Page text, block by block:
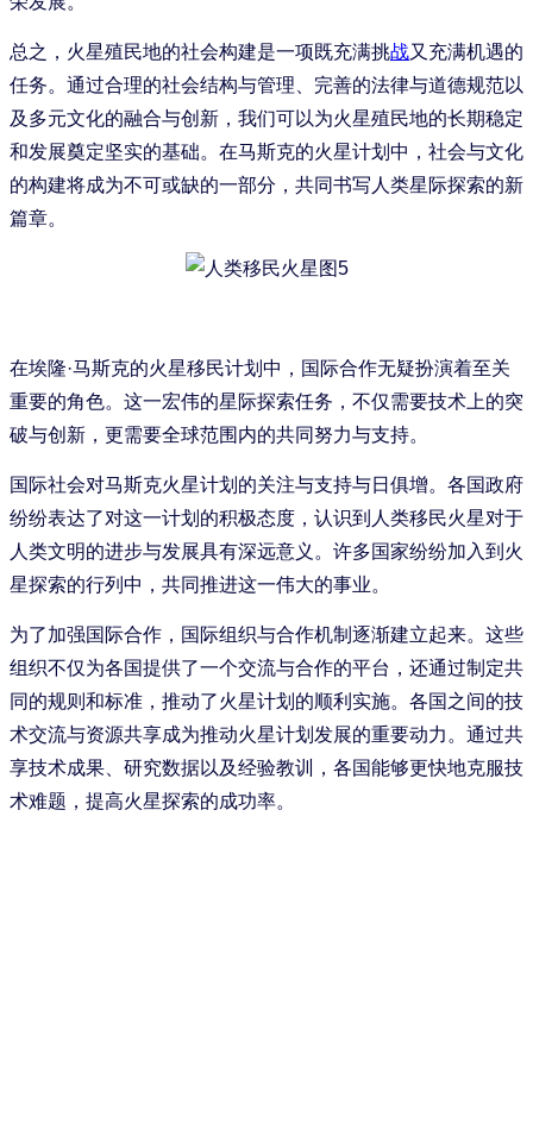
总之，火星殖民地的社会构建是一项既充满挑战又充满机遇的
任务。通过合理的社会结构与管理、完善的法律与道德规范以
及多元文化的融合与创新，我们可以为火星殖民地的长期稳定
和发展奠定坚实的基础。在马斯克的火星计划中，社会与文化
的构建将成为不可或缺的一部分，共同书写人类星际探索的新
篇章。
在埃隆·马斯克的火星移民计划中，国际合作无疑扮演着至关
重要的角色。这一宏伟的星际探索任务，不仅需要技术上的突
破与创新，更需要全球范围内的共同努力与支持。
国际社会对马斯克火星计划的关注与支持与日俱增。各国政府
纷纷表达了对这一计划的积极态度，认识到人类移民火星对于
人类文明的进步与发展具有深远意义。许多国家纷纷加入到火
星探索的行列中，共同推进这一伟大的事业。
为了加强国际合作，国际组织与合作机制逐渐建立起来。这些
组织不仅为各国提供了一个交流与合作的平台，还通过制定共
同的规则和标准，推动了火星计划的顺利实施。各国之间的技
术交流与资源共享成为推动火星计划发展的重要动力。通过共
享技术成果、研究数据以及经验教训，各国能够更快地克服技
术难题，提高火星探索的成功率。